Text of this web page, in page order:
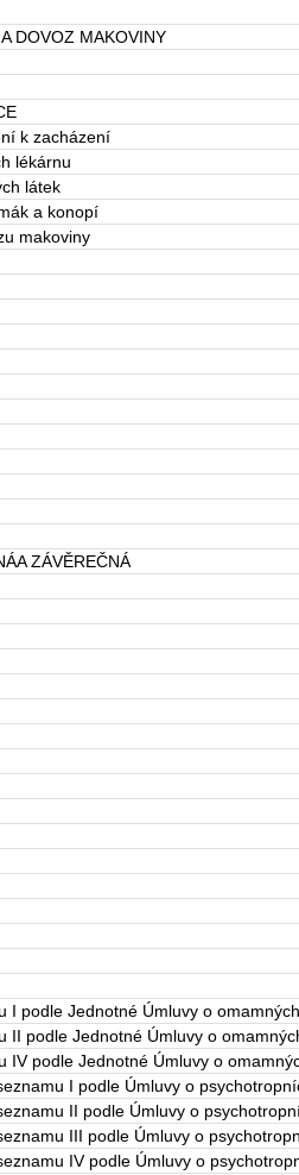
DOVOZ MAKOVINY
k zacházení
lékárnu
látek
a konopí
makoviny
ZÁVĚREČNÁ
I podle Jednotné Úmluvy o
II podle Jednotné Úmluvy o
IV podle Jednotné Úmluvy o
I podle Úmluvy o
II podle Úmluvy o
III podle Úmluvy o
IV podle Úmluvy o